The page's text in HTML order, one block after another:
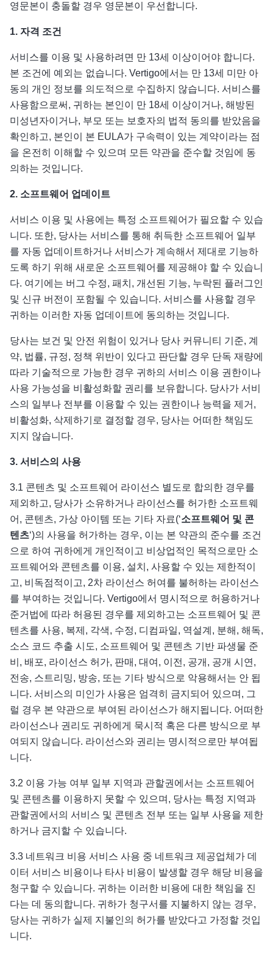
영문본이 충돌할 경우 영문본이 우선합니다.
1. 자격 조건
서비스를 이용 및 사용하려면 만 13세 이상이어야 합니다.
본 조건에 예외는 없습니다. Vertigo에서는 만 13세 미만 아
동의 개인 정보를 의도적으로 수집하지 않습니다. 서비스를
사용함으로써, 귀하는 본인이 만 18세 이상이거나, 해방된
미성년자이거나, 부모 또는 보호자의 법적 동의를 받았음을
확인하고, 본인이 본 EULA가 구속력이 있는 계약이라는 점
을 온전히 이해할 수 있으며 모든 약관을 준수할 것임에 동
의하는 것입니다.
2. 소프트웨어 업데이트
서비스 이용 및 사용에는 특정 소프트웨어가 필요할 수 있습
니다. 또한, 당사는 서비스를 통해 취득한 소프트웨어 일부
를 자동 업데이트하거나 서비스가 계속해서 제대로 기능하
도록 하기 위해 새로운 소프트웨어를 제공해야 할 수 있습니
다. 여기에는 버그 수정, 패치, 개선된 기능, 누락된 플러그인
및 신규 버전이 포함될 수 있습니다. 서비스를 사용할 경우
귀하는 이러한 자동 업데이트에 동의하는 것입니다.
당사는 보건 및 안전 위험이 있거나 당사 커뮤니티 기준, 계
약, 법률, 규정, 정책 위반이 있다고 판단할 경우 단독 재량에
따라 기술적으로 가능한 경우 귀하의 서비스 이용 권한이나
사용 가능성을 비활성화할 권리를 보유합니다. 당사가 서비
스의 일부나 전부를 이용할 수 있는 권한이나 능력을 제거,
비활성화, 삭제하기로 결정할 경우, 당사는 어떠한 책임도
지지 않습니다.
3. 서비스의 사용
3.1 콘텐츠 및 소프트웨어 라이선스 별도로 합의한 경우를
제외하고, 당사가 소유하거나 라이선스를 허가한 소프트웨
어, 콘텐츠, 가상 아이템 또는 기타 자료(‘소프트웨어 및 콘
텐츠‘)의 사용을 허가하는 경우, 이는 본 약관의 준수를 조건
으로 하여 귀하에게 개인적이고 비상업적인 목적으로만 소
프트웨어와 콘텐츠를 이용, 설치, 사용할 수 있는 제한적이
고, 비독점적이고, 2차 라이선스 허여를 불허하는 라이선스
를 부여하는 것입니다. Vertigo에서 명시적으로 허용하거나
준거법에 따라 허용된 경우를 제외하고는 소프트웨어 및 콘
텐츠를 사용, 복제, 각색, 수정, 디컴파일, 역설계, 분해, 해독,
소스 코드 추출 시도, 소프트웨어 및 콘텐츠 기반 파생물 준
비, 배포, 라이선스 허가, 판매, 대여, 이전, 공개, 공개 시연,
전송, 스트리밍, 방송, 또는 기타 방식으로 악용해서는 안 됩
니다. 서비스의 미인가 사용은 엄격히 금지되어 있으며, 그
럴 경우 본 약관으로 부여된 라이선스가 해지됩니다. 어떠한
라이선스나 권리도 귀하에게 묵시적 혹은 다른 방식으로 부
여되지 않습니다. 라이선스와 권리는 명시적으로만 부여됩
니다.
3.2 이용 가능 여부 일부 지역과 관할권에서는 소프트웨어
및 콘텐츠를 이용하지 못할 수 있으며, 당사는 특정 지역과
관할권에서의 서비스 및 콘텐츠 전부 또는 일부 사용을 제한
하거나 금지할 수 있습니다.
3.3 네트워크 비용 서비스 사용 중 네트워크 제공업체가 데
이터 서비스 비용이나 타사 비용이 발생할 경우 해당 비용을
청구할 수 있습니다. 귀하는 이러한 비용에 대한 책임을 진
다는 데 동의합니다. 귀하가 청구서를 지불하지 않는 경우,
당사는 귀하가 실제 지불인의 허가를 받았다고 가정할 것입
니다.